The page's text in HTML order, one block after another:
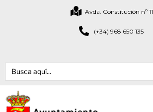
Avda. Constitución nº 11
(+34) 968 650 135
Buscar: